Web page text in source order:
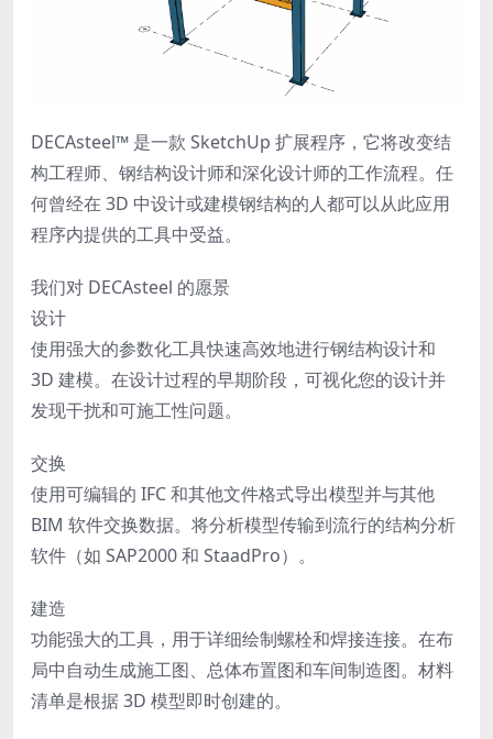
DECAsteel™ 是一款 SketchUp 扩展程序，它将改变结
构工程师、钢结构设计师和深化设计师的工作流程。任
何曾经在 3D 中设计或建模钢结构的人都可以从此应用
程序内提供的工具中受益。
我们对 DECAsteel 的愿景
设计
使用强大的参数化工具快速高效地进行钢结构设计和
3D 建模。在设计过程的早期阶段，可视化您的设计并
发现干扰和可施工性问题。
交换
使用可编辑的 IFC 和其他文件格式导出模型并与其他
BIM 软件交换数据。将分析模型传输到流行的结构分析
软件（如 SAP2000 和 StaadPro）。
建造
功能强大的工具，用于详细绘制螺栓和焊接连接。在布
局中自动生成施工图、总体布置图和车间制造图。材料
清单是根据 3D 模型即时创建的。